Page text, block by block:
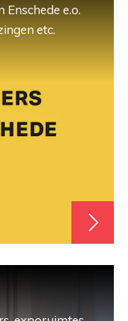
e.o.
etc.